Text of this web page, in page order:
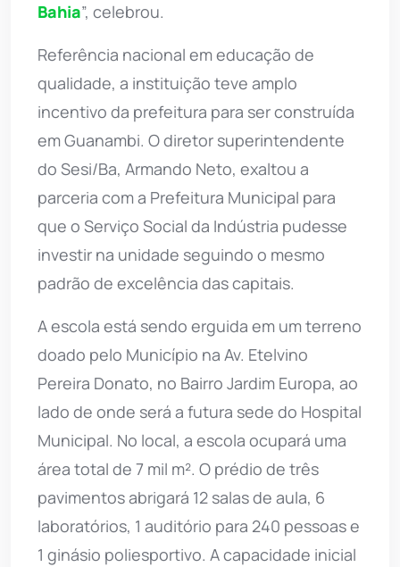
Bahia”, celebrou.
Referência nacional em educação de
qualidade, a instituição teve amplo
incentivo da prefeitura para ser construída
em Guanambi. O diretor superintendente
do Sesi/Ba, Armando Neto, exaltou a
parceria com a Prefeitura Municipal para
que o Serviço Social da Indústria pudesse
investir na unidade seguindo o mesmo
padrão de excelência das capitais.
A escola está sendo erguida em um terreno
doado pelo Município na Av. Etelvino
Pereira Donato, no Bairro Jardim Europa, ao
lado de onde será a futura sede do Hospital
Municipal. No local, a escola ocupará uma
área total de 7 mil m². O prédio de três
pavimentos abrigará 12 salas de aula, 6
laboratórios, 1 auditório para 240 pessoas e
1 ginásio poliesportivo. A capacidade inicial